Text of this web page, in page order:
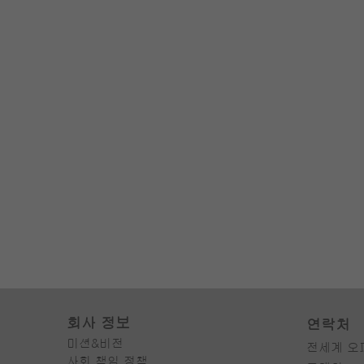
회사 정보
미션&비전
사회 책임 정책
연락처
전세계 오